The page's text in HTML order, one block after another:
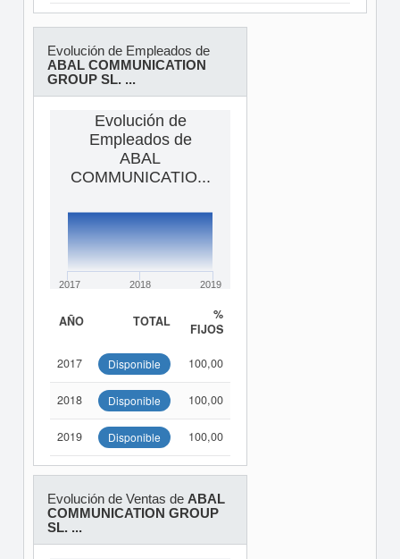
Evolución de Empleados de
ABAL COMMUNICATION
GROUP SL. ...
Evolución de
Empleados de
ABAL
COMMUNICATIO...
2017 2018 2019
AÑO TOTAL
%
FIJOS
2017 Disponible 100,00
2018 Disponible 100,00
2019 Disponible 100,00
Evolución de Ventas de ABAL
COMMUNICATION GROUP
SL. ...